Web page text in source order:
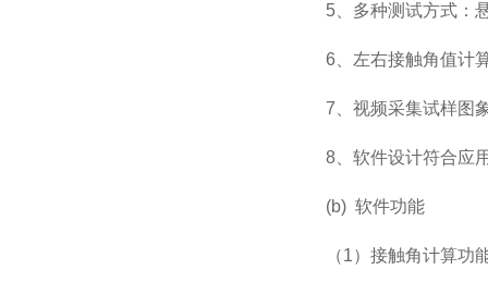
5 、多种测试方式：
6 、左右接触角值计
7 、视频采集试样图
8 、软件设计符合应
(b) 软件功能
（1）接触角计算功